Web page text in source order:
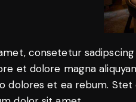
consetetur
et dolore magna
dolores et ea rebum.